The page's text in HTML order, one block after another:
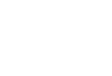
координатор